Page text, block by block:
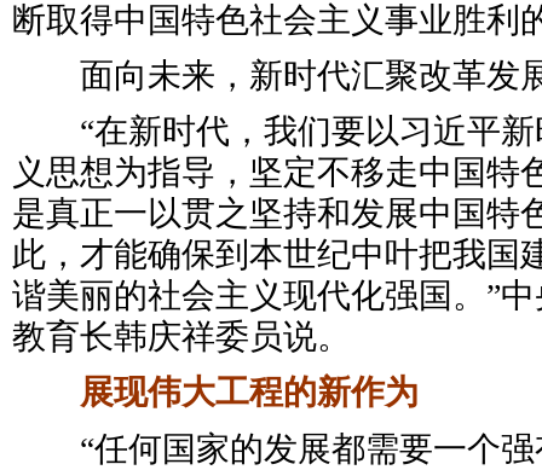
断取得中国特色社会主义事业胜利
面向未来，新时代汇聚改革发
“在新时代，我们要以习近平新
义思想为指导，坚定不移走中国特
是真正一以贯之坚持和发展中国特
此，才能确保到本世纪中叶把我国
谐美丽的社会主义现代化强国。”
教育长韩庆祥委员说。
展现伟大工程的新作为
“任何国家的发展都需要一个强